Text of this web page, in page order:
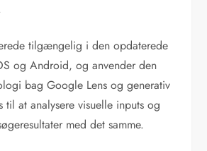
tilgængelig i den opdaterede
og Android, og anvender den
bag Google Lens og generativ
til at analysere visuelle inputs og
med det samme.